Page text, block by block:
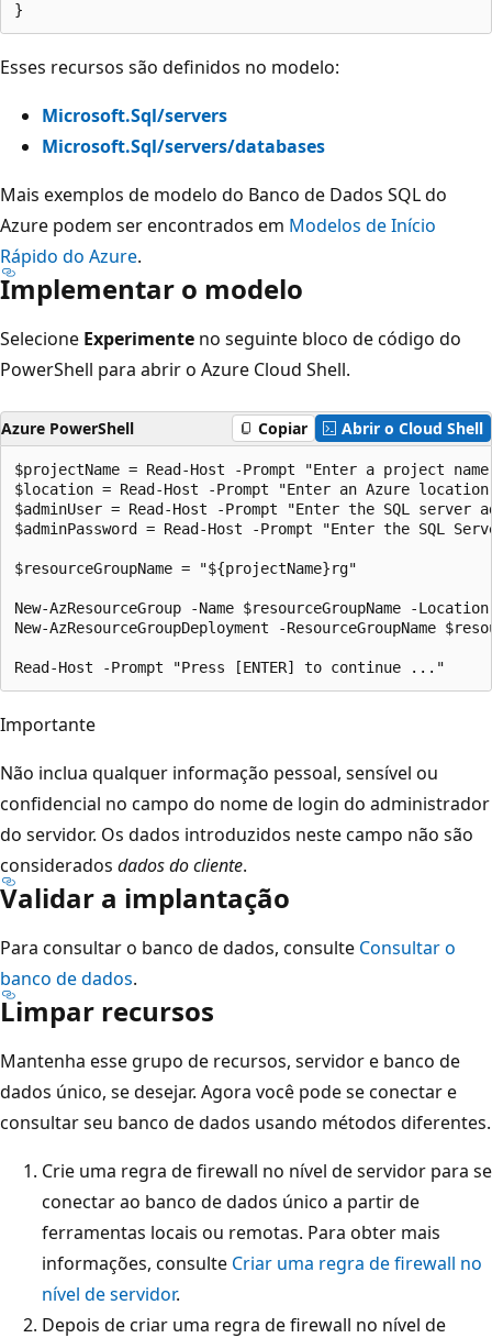
Esses recursos são definidos no modelo:
Microsoft.Sql/servers
Microsoft.Sql/servers/databases
Mais exemplos de modelo do Banco de Dados SQL do
Azure podem ser encontrados em Modelos de Início
Rápido do Azure.
Implementar o modelo
Selecione Experimente no seguinte bloco de código do
PowerShell para abrir o Azure Cloud Shell.
Azure PowerShell Copiar Abrir o Cloud Shell
$projectName = Read-Host -Prompt "Enter a project
$location = Read-Host -Prompt "Enter an Azure
$adminUser = Read-Host -Prompt "Enter the SQL server
$adminPassword = Read-Host -Prompt "Enter the SQL
$resourceGroupName = "${projectName}rg"
New-AzResourceGroup -Name $resourceGroupName -
New-AzResourceGroupDeployment -
Importante
Não inclua qualquer informação pessoal, sensível ou
confidencial no campo do nome de login do administrador
do servidor. Os dados introduzidos neste campo não são
considerados dados do cliente.
Validar a implantação
Para consultar o banco de dados, consulte Consultar o
banco de dados.
Limpar recursos
Mantenha esse grupo de recursos, servidor e banco de
dados único, se desejar. Agora você pode se conectar e
consultar seu banco de dados usando métodos diferentes.
Crie uma regra de firewall no nível de servidor para se
conectar ao banco de dados único a partir de
ferramentas locais ou remotas. Para obter mais
informações, consulte Criar uma regra de firewall no
nível de servidor.
Depois de criar uma regra de firewall no nível de